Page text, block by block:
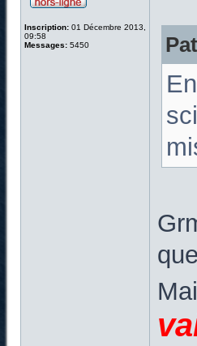
Inscription: 01 Décembre 2013,
09:58
Messages: 5450